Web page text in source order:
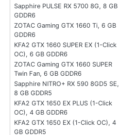
Sapphire PULSE RX 5700 8G, 8 GB
GDDR6
ZOTAC Gaming GTX 1660 Ti, 6 GB
GDDR6
KFA2 GTX 1660 SUPER EX (1-Click
OC), 6 GB GDDR6
ZOTAC Gaming GTX 1660 SUPER
Twin Fan, 6 GB GDDR6
Sapphire NITRO+ RX 590 8GD5 SE,
8 GB GDDR5
KFA2 GTX 1650 EX PLUS (1-Click
OC), 4 GB GDDR6
KFA2 GTX 1650 EX (1-Click OC), 4
GB GDDR5